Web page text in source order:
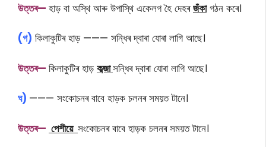
উত্তৰ— হাড় বা অস্থি আৰু উপাস্থি একেলগ হৈ দেহৰজঁকাগঠন কৰে।
(গ) কিলাকুটিৰ হাড় ——— সন্ধিৰ দ্বাৰা যোৰা লাগি আছে।
উত্তৰ— কিলাকুটিৰ হাড় কব্জাসন্ধিৰ দ্বাৰা যোৰা লাগি আছে।
ঘ) ——— সংকোচনৰ বাবে হাড়ক চলনৰ সময়ত টানে।
উত্তৰ— পেশীয়ে সংকোচনৰ বাবে হাড়ক চলনৰ সময়ত টানে।